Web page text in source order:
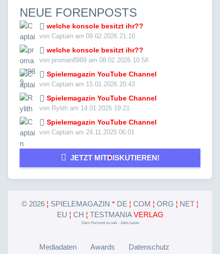
NEUE FORENPOSTS
welche konsole besitzt ihr??
von Captain am 09.02.2026 21:10
welche konsole besitzt ihr??
von proman8989 am 08.02.2026 10:58
Spielemagazin YouTube Channel
von Captain am 15.01.2026 20:43
Spielemagazin YouTube Channel
von Rylith am 14.01.2026 19:21
Spielemagazin YouTube Channel
von Captain am 24.11.2025 06:01
JETZT MITDISKUTIEREN!
© 2026 ¦ SPIELEMAGAZIN * DE ¦ COM ¦ ORG ¦ NET ¦
EU ¦ CH ¦ TESTMANIAVERLAG
Dem Horizont so nah - John Lenon
Mediadaten Awards
Datenschutz